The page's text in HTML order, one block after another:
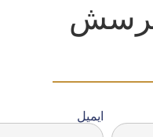
پرسش
ایمیل